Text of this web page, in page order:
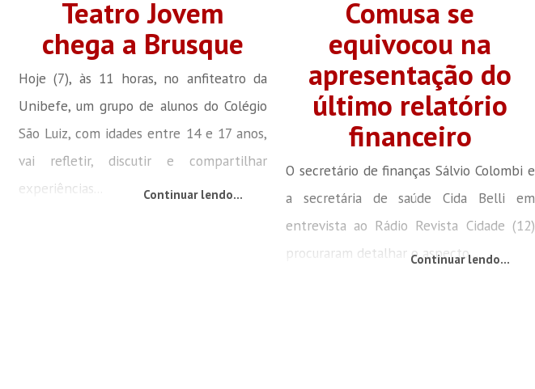
Teatro Jovem
chega a Brusque
Hoje (7), às 11 horas, no anfiteatro da
Unibefe, um grupo de alunos do Colégio
São Luiz, com idades entre 14 e 17 anos,
vai refletir, discutir e compartilhar
experiências...
Continuar lendo...
Comusa se
equivocou na
apresentação do
último relatório
financeiro
O secretário de finanças Sálvio Colombi e
a secretária de saúde Cida Belli em
entrevista ao Rádio Revista Cidade (12)
procuraram detalhar o aspecto...
Continuar lendo...